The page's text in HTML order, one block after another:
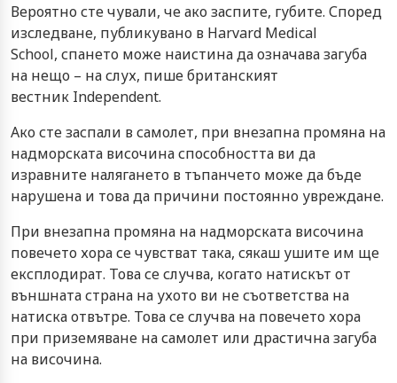
Вероятно сте чували, че ако заспите, губите. Според
изследване, публикувано в Harvard Medical
School, спането може наистина да означава загуба
на нещо – на слух, пише британският
вестник Independent.
Ако сте заспали в самолет, при внезапна промяна на
надморската височина способността ви да
изравните налягането в тъпанчето може да бъде
нарушена и това да причини постоянно увреждане.
При внезапна промяна на надморската височина
повечето хора се чувстват така, сякаш ушите им ще
експлодират. Това се случва, когато натискът от
външната страна на ухото ви не съответства на
натиска отвътре. Това се случва на повечето хора
при приземяване на самолет или драстична загуба
на височина.